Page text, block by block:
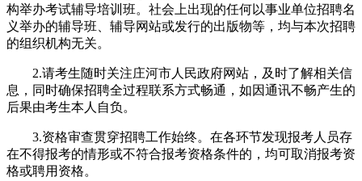
构举办考试辅导培训班。社会上出现的任何以事业单位招聘名
义举办的辅导班、辅导网站或发行的出版物等，均与本次招聘
的组织机构无关。
2.请考生随时关注庄河市人民政府网站，及时了解相关信
息，同时确保招聘全过程联系方式畅通，如因通讯不畅产生的
后果由考生本人自负。
3.资格审查贯穿招聘工作始终。在各环节发现报考人员存
在不得报考的情形或不符合报考资格条件的，均可取消报考资
格或聘用资格。